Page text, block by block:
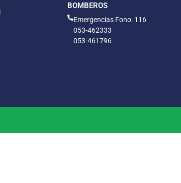
BOMBEROS
Emergencias Fono: 116
053-462333
053-461796